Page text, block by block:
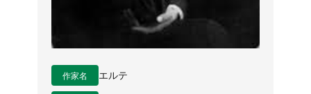
作家名 エルテ